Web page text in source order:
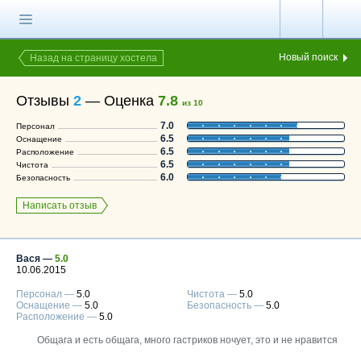
Назад на страницу хостела Новый поиск
Отзывы 2 — Оценка 7.8 из 10
Персонал 7.0
Оснащение 6.5
Расположение 6.5
Чистота 6.5
Безопасность 6.0
Написать отзыв
Вася — 5.0
10.06.2015
Персонал — 5.0
Оснащение — 5.0
Расположение — 5.0
Чистота — 5.0
Безопасность — 5.0
Общага и есть общага, много гастриков ночует, это и не нравится
Поиск хостела
хостелах
Каталог хостелов
Контакты
в социальных сетях
8 (800) 222-58-32